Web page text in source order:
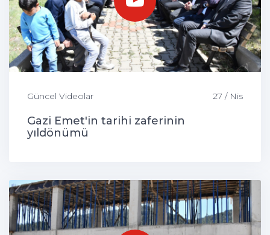
Güncel Videolar 27 / Nis
Gazi Emet'in tarihi zaferinin
yıldönümü